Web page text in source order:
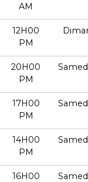
AM
12H00
PM
20H00
PM
17H00
PM
14H00
PM
16H00